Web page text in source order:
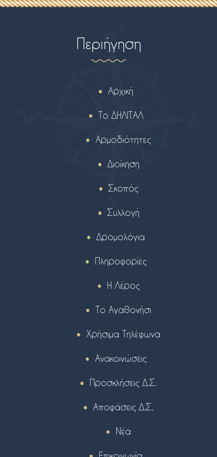
Περιήγηση
Αρχική
Το ΔΗΛΙΤΑΛ
Αρμοδιότητες
Διοίκηση
Σκοπός
Συλλογή
Δρομολόγια
Πληροφορίες
Η Λέρος
Το Αγαθονήσι
Χρήσιμα Τηλέφωνα
Ανακοινώσεις
Προσκλήσεις Δ.Σ.
Αποφάσεις Δ.Σ.
Νέα